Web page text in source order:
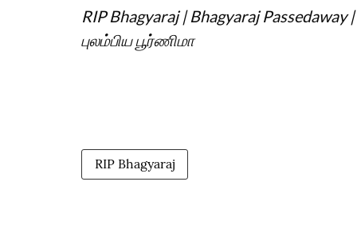
RIP Bhagyaraj | Bhagyaraj
புலம்பிய பூர்ணிமா
RIP Bhagyaraj